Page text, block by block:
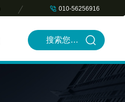
010-56256916